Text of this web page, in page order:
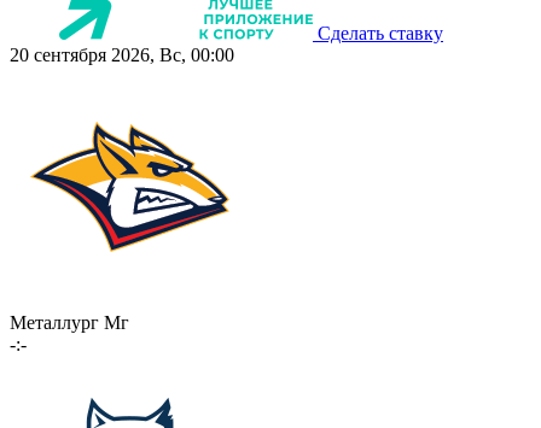
Сделать ставку
20 сентября 2026, Вс, 00:00
Металлург Мг
-:-